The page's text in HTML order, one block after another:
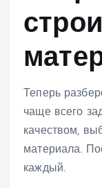
Теперь
чаще всего
качеством,
материала.
каждый.